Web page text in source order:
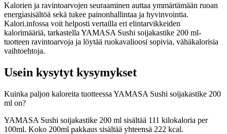
Kalorien ja ravintoarvojen seuraaminen auttaa ymmärtämään ruoan
energiasisältöä sekä tukee painonhallintaa ja hyvinvointia.
Kalori.infossa voit helposti vertailla eri elintarvikkeiden
kalorimääriä, tarkastella YAMASA Sushi soijakastike 200 ml-
tuotteen ravintoarvoja ja löytää ruokavalioosi sopivia, vähäkalorisia
vaihtoehtoja.
Usein kysytyt kysymykset
Kuinka paljon kaloreita tuotteessa YAMASA Sushi soijakastike 200
ml on?
YAMASA Sushi soijakastike 200 ml sisältää 111 kilokaloria per
100ml. Koko 200ml pakkaus sisältää yhteensä 222 kcal.